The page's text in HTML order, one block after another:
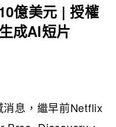
億美元 | 授權
成AI短片
息，繼早前Netflix